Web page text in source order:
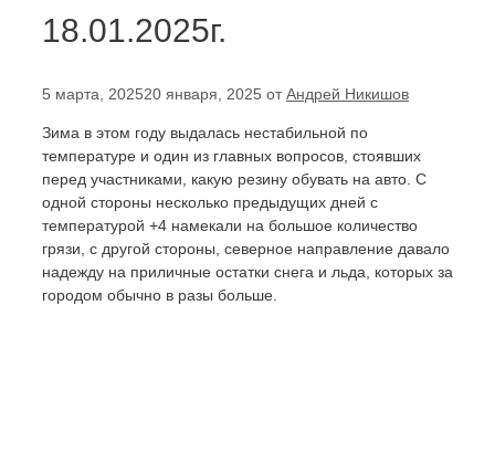
18.01.2025г.
5 марта, 202520 января, 2025 отАндрей Никишов
Зима в этом году выдалась нестабильной по
температуре и один из главных вопросов, стоявших
перед участниками, какую резину обувать на авто. С
одной стороны несколько предыдущих дней с
температурой +4 намекали на большое количество
грязи, с другой стороны, северное направление давало
надежду на приличные остатки снега и льда, которых за
городом обычно в разы больше.